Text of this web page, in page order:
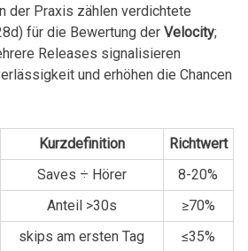
der Praxis zählen verdichtete
für die ⁤Bewertung der Velocity;
Releases signalisieren
und erhöhen die ⁤Chancen
Kurzdefinition
Richtwert
Saves‍ ÷ Hörer
8-20%
Anteil ‍>30s
≥70%
skips am⁤ ersten Tag
≤35%